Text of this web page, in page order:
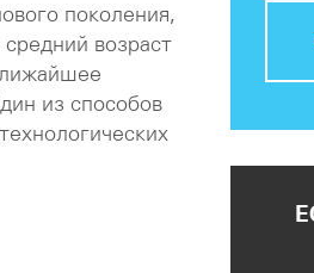
поколения,
возраст
из способов